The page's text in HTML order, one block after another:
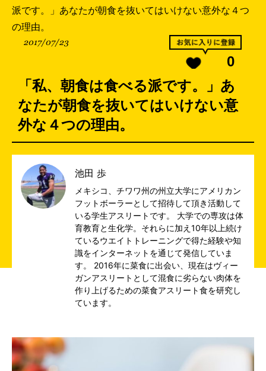
派です。」あなたが朝食を抜いてはいけない意外な４つ
の理由。
2017/07/23
0
「私、朝食は食べる派です。」あ
なたが朝食を抜いてはいけない意
外な４つの理由。
池田 歩
メキシコ、チワワ州の州立大学にアメリカン
フットボーラーとして招待して頂き活動して
いる学生アスリートです。 大学での専攻は体
育教育と生化学。それらに加え10年以上続け
ているウエイトトレーニングで得た経験や知
識をインターネットを通じて発信していま
す。 2016年に菜食に出会い、現在はヴィー
ガンアスリートとして混食に劣らない肉体を
作り上げるための菜食アスリート食を研究し
ています。